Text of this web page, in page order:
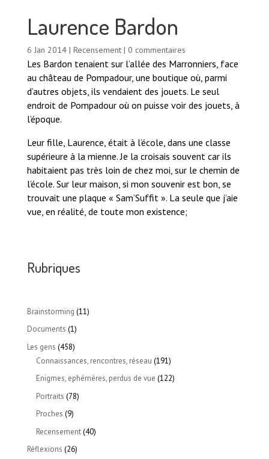
Laurence Bardon
6 Jan 2014| Recensement| 0 commentaires
Les Bardon tenaient sur l’allée des Marronniers, face
au château de Pompadour, une boutique où, parmi
d’autres objets, ils vendaient des jouets. Le seul
endroit de Pompadour où on puisse voir des jouets, à
l’époque.
Leur fille, Laurence, était à l’école, dans une classe
supérieure à la mienne. Je la croisais souvent car ils
habitaient pas très loin de chez moi, sur le chemin de
l’école. Sur leur maison, si mon souvenir est bon, se
trouvait une plaque « Sam’Suffit ». La seule que j’aie
vue, en réalité, de toute mon existence;
Rubriques
Brainstorming (11)
Documents (1)
Les gens (458)
Connaissances, rencontres, réseau (191)
Enigmes, ephémères, perdus de vue (122)
Portraits (78)
Proches (9)
Recensement(40)
Réflexions (26)